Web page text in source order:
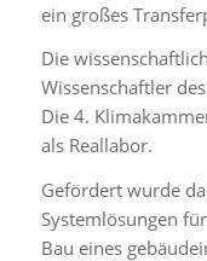
ein großes
Die
Wissenschaftler des
Die 4.
als Reallabor.
Gefördert wurde
Systemlösungen
Bau eines